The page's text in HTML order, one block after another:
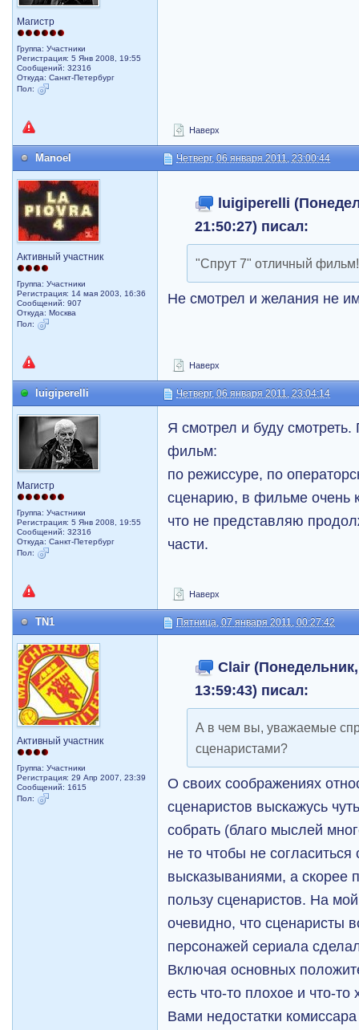
Магистр
Группа: Участники
Регистрация: 5 Янв 2008, 19:55
Сообщений: 32316
Откуда: Санкт-Петербург
Пол:
Наверх
Manoel Четверг, 06 января 2011, 23:00:44
Активный участник
Группа: Участники
Регистрация: 14 мая 2003, 16:36
Сообщений: 907
Откуда: Москва
Пол:
luigiperelli
21:50:27) писал:
"Спрут 7" отличный фильм!
Не смотрел и желания не
Наверх
luigiperelli Четверг, 06 января 2011, 23:04:14
Магистр
Группа: Участники
Регистрация: 5 Янв 2008, 19:55
Сообщений: 32316
Откуда: Санкт-Петербург
Пол:
Я смотрел и буду
фильм:
по режиссуре, по
сценарию, в фильме очень
что не представляю
части.
Наверх
TN1 Пятница, 07 января 2011, 00:27:42
Активный участник
Группа: Участники
Регистрация: 29 Апр 2007, 23:39
Сообщений: 1615
Пол:
Clair
13:59:43) писал:
А в чем вы, уважаемые
сценаристами?
О своих соображениях
сценаристов выскажусь
собрать (благо мыслей
не то чтобы не
высказываниями, а скорее
пользу сценаристов. На
очевидно, что сценаристы
персонажей сериала
Включая основных
есть что-то плохое и что-
Вами недостатки